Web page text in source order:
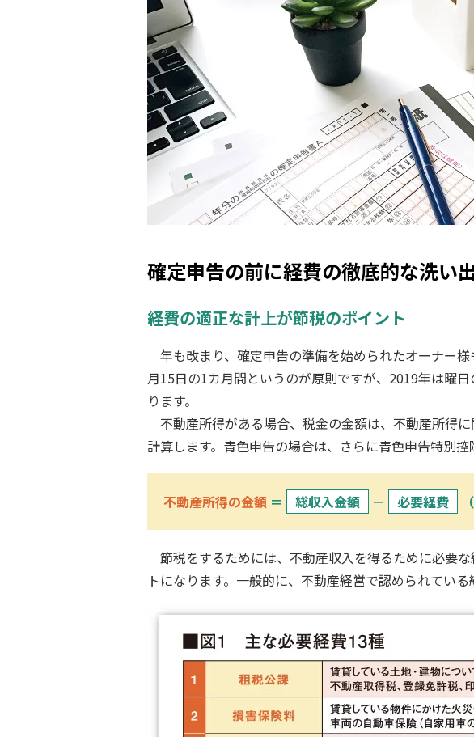
確定申告の前に経費の徹底的な洗い
経費の適正な計上が節税のポイント
年も改まり、確定申告の準備を始められたオーナー
月15日の1カ月間というのが原則ですが、2019年は曜
ります。
不動産所得がある場合、税金の金額は、不動産所得
計算します。青色申告の場合は、さらに青色申告特別控
不動産所得の金額 ＝ 総収入金額 － 必要経費
節税をするためには、不動産収入を得るために必要
トになります。一般的に、不動産経営で認められてい